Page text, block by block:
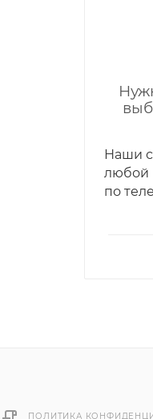
Наши
любой
по
ПОЛИТИКА